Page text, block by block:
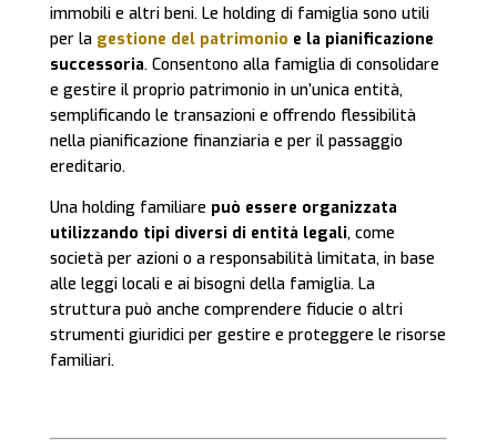
immobili e altri beni. Le holding di famiglia sono utili
per la gestione del patrimonio e la pianificazione
successoria. Consentono alla famiglia di consolidare
e gestire il proprio patrimonio in un’unica entità,
semplificando le transazioni e offrendo flessibilità
nella pianificazione finanziaria e per il passaggio
ereditario.
Una holding familiare può essere organizzata
utilizzando tipi diversi di entità legali, come
società per azioni o a responsabilità limitata, in base
alle leggi locali e ai bisogni della famiglia. La
struttura può anche comprendere fiducie o altri
strumenti giuridici per gestire e proteggere le risorse
familiari.